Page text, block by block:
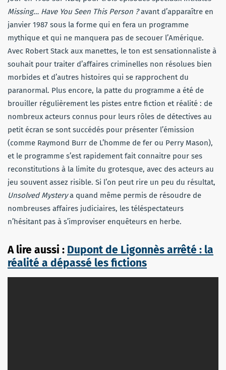
Missing… Have You Seen This Person ?avant d’apparaître en
janvier 1987 sous la forme qui en fera un programme
mythique et qui ne manquera pas de secouer l’Amérique.
Avec Robert Stack aux manettes, le ton est sensationnaliste à
souhait pour traiter d’affaires criminelles non résolues bien
morbides et d’autres histoires qui se rapprochent du
paranormal. Plus encore, la patte du programme a été de
brouiller régulièrement les pistes entre fiction et réalité : de
nombreux acteurs connus pour leurs rôles de détectives au
petit écran se sont succédés pour présenter l’émission
(comme Raymond Burr de L’homme de fer ou Perry Mason),
et le programme s’est rapidement fait connaitre pour ses
reconstitutions à la limite du grotesque, avec des acteurs au
jeu souvent assez risible. Si l’on peut rire un peu du résultat,
Unsolved Mysterya quand même permis de résoudre de
nombreuses affaires judiciaires, les téléspectateurs
n’hésitant pas à s’improviser enquêteurs en herbe.
A lire aussi : Dupont de Ligonnès arrêté : la
réalité a dépassé les fictions